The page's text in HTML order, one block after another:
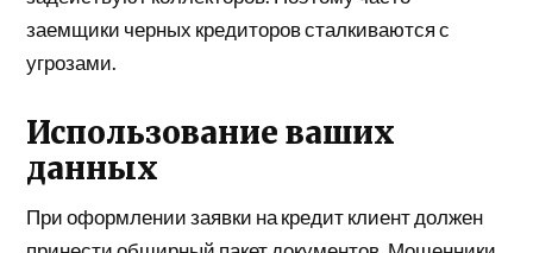
заемщики черных кредиторов сталкиваются с
угрозами.
Использование ваших
данных
При оформлении заявки на кредит клиент должен